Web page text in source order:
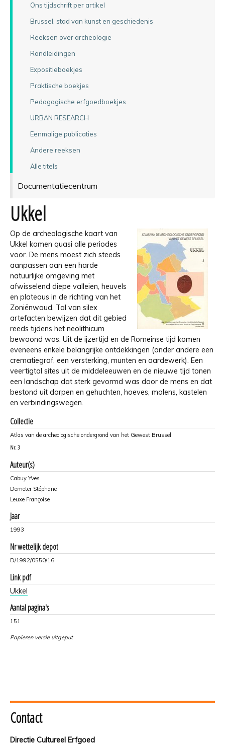
Ons tijdschrift per artikel
Brussel, stad van kunst en geschiedenis
Reeksen over archeologie
Rondleidingen
Expositieboekjes
Praktische boekjes
Pedagogische erfgoedboekjes
URBAN RESEARCH
Eenmalige publicaties
Andere reeksen
Alle titels
Documentatiecentrum
Ukkel
Op de archeologische kaart van
Ukkel komen quasi alle periodes
voor. De mens moest zich steeds
aanpassen aan een harde
natuurlijke omgeving met
afwisselend diepe valleien, heuvels
en plateaus in de richting van het
Zoniënwoud. Tal van silex
artefacten bewijzen dat dit gebied
reeds tijdens het neolithicum
bewoond was. Uit de ijzertijd en de Romeinse tijd komen
eveneens enkele belangrijke ontdekkingen (onder andere een
crematiegraf, een versterking, munten en aardewerk). Een
veertigtal sites uit de middeleeuwen en de nieuwe tijd tonen
een landschap dat sterk gevormd was door de mens en dat
bestond uit dorpen en gehuchten, hoeves, molens, kastelen
en verbindingswegen.
Collectie
Atlas van de archeologische ondergrond van het Gewest Brussel
Nr. 3
Auteur(s)
Cabuy Yves
Demeter Stéphane
Leuxe Françoise
Jaar
1993
Nr wettelijk depot
D/1992/0550/16
Link pdf
Ukkel
Aantal pagina's
151
Papieren versie uitgeput
Contact
Directie Cultureel Erfgoed